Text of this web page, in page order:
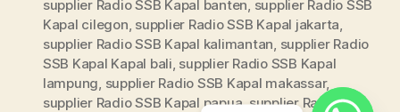
supplier Radio SSB Kapal banten, supplier Radio SSB
Kapal cilegon, supplier Radio SSB Kapal jakarta,
supplier Radio SSB Kapal kalimantan, supplier Radio
SSB Kapal Kapal bali, supplier Radio SSB Kapal
lampung, supplier Radio SSB Kapal makassar,
supplier Radio SSB Kapal papua,supplier Radio SSB